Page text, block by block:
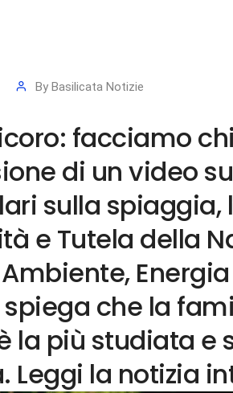
By Basilicata Notizie
facciamo
di un video
sulla spiaggia,
e Tutela della
che la
la più studiata e
Leggi la notizia